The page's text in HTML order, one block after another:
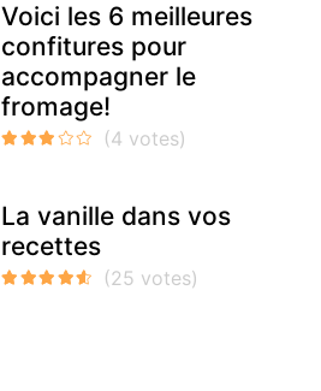
Voici les 6 meilleures
confitures pour
accompagner le
fromage!
La vanille dans vos
recettes